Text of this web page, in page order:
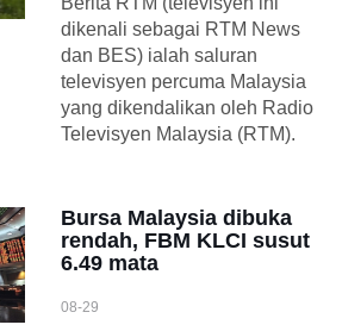
dikenali sebagai RTM News
dan BES) ialah saluran
televisyen percuma Malaysia
yang dikendalikan oleh Radio
Televisyen Malaysia (RTM).
Bursa Malaysia dibuka
rendah, FBM KLCI susut
6.49 mata
08-29